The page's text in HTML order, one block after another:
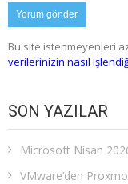
Bu site istenmeyenleri
verilerinizin nasıl
SON YAZILAR
Microsoft Nisan
VMware’den